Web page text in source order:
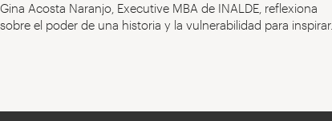
Gina Acosta Naranjo, Executive MBA de INALDE, reflexiona
sobre el poder de una historia y la vulnerabilidad para inspirar.